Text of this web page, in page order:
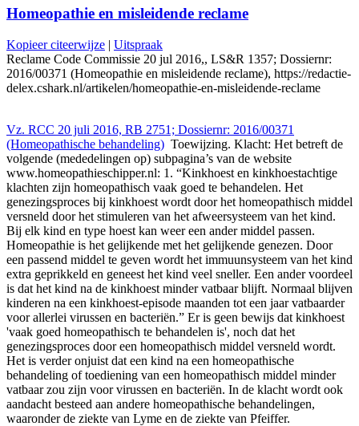
Homeopathie en misleidende reclame
Kopieer citeerwijze | Uitspraak
Reclame Code Commissie 20 jul 2016,, LS&R 1357; Dossiernr:
2016/00371 (Homeopathie en misleidende reclame), https://redactie-
delex.cshark.nl/artikelen/homeopathie-en-misleidende-reclame
Vz. RCC 20 juli 2016, RB 2751; Dossiernr: 2016/00371
(Homeopathische behandeling) Toewijzing. Klacht: Het betreft de
volgende (mededelingen op) subpagina’s van de website
www.homeopathieschipper.nl: 1. “Kinkhoest en kinkhoestachtige
klachten zijn homeopathisch vaak goed te behandelen. Het
genezingsproces bij kinkhoest wordt door het homeopathisch middel
versneld door het stimuleren van het afweersysteem van het kind.
Bij elk kind en type hoest kan weer een ander middel passen.
Homeopathie is het gelijkende met het gelijkende genezen. Door
een passend middel te geven wordt het immuunsysteem van het kind
extra geprikkeld en geneest het kind veel sneller. Een ander voordeel
is dat het kind na de kinkhoest minder vatbaar blijft. Normaal blijven
kinderen na een kinkhoest-episode maanden tot een jaar vatbaarder
voor allerlei virussen en bacteriën.” Er is geen bewijs dat kinkhoest
'vaak goed homeopathisch te behandelen is', noch dat het
genezingsproces door een homeopathisch middel versneld wordt.
Het is verder onjuist dat een kind na een homeopathische
behandeling of toediening van een homeopathisch middel minder
vatbaar zou zijn voor virussen en bacteriën. In de klacht wordt ook
aandacht besteed aan andere homeopathische behandelingen,
waaronder de ziekte van Lyme en de ziekte van Pfeiffer.